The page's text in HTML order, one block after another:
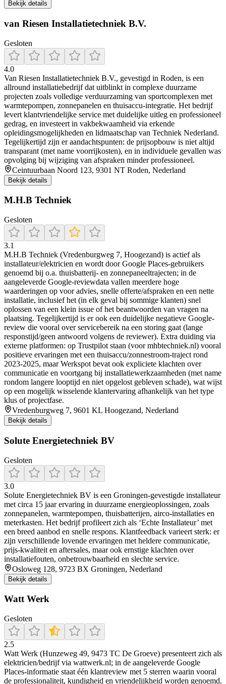
Bekijk details
van Riesen Installatietechniek B.V.
Gesloten
4.0
Van Riesen Installatietechniek B.V., gevestigd in Roden, is een
allround installatiebedrijf dat uitblinkt in complexe duurzame
projecten zoals volledige verduurzaming van sportcomplexen met
warmtepompen, zonnepanelen en thuisaccu-integratie. Het bedrijf
levert klantvriendelijke service met duidelijke uitleg en professioneel
gedrag, en investeert in vakbekwaamheid via erkende
opleidingsmogelijkheden en lidmaatschap van Techniek Nederland.
Tegelijkertijd zijn er aandachtspunten: de prijsopbouw is niet altijd
transparant (met name voorrijkosten), en in individuele gevallen was
opvolging bij wijziging van afspraken minder professioneel.
Ceintuurbaan Noord 123, 9301 NT Roden, Nederland
Bekijk details
M.H.B Techniek
Gesloten
3.1
M.H.B Techniek (Vredenburgweg 7, Hoogezand) is actief als
installateur/elektricien en wordt door Google Places-gebruikers
genoemd bij o.a. thuisbatterij- en zonnepaneeltrajecten; in de
aangeleverde Google-reviewdata vallen meerdere hoge
waarderingen op voor advies, snelle offerte/afspraken en een nette
installatie, inclusief het (in elk geval bij sommige klanten) snel
oplossen van een klein issue of het beantwoorden van vragen na
plaatsing. Tegelijkertijd is er ook een duidelijke negatieve Google-
review die vooral over servicebereik na een storing gaat (lange
responstijd/geen antwoord volgens de reviewer). Extra duiding via
externe platformen: op Trustpilot staan (voor mhbtechniek.nl) vooral
positieve ervaringen met een thuisaccu/zonnestroom-traject rond
2023-2025, maar Werkspot bevat ook expliciete klachten over
communicatie en voortgang bij installatiewerkzaamheden (met name
rondom langere looptijd en niet opgelost gebleven schade), wat wijst
op een mogelijk wisselende klantervaring afhankelijk van het type
klus of projectfase.
Vredenburgweg 7, 9601 KL Hoogezand, Nederland
Bekijk details
Solute Energietechniek BV
Gesloten
3.0
Solute Energietechniek BV is een Groningen-gevestigde installateur
met circa 15 jaar ervaring in duurzame energieoplossingen, zoals
zonnepanelen, warmtepompen, thuisbatterijen, airco-installaties en
meterkasten. Het bedrijf profileert zich als ‘Echte Installateur’ met
een breed aanbod en snelle respons. Klantfeedback varieert sterk: er
zijn verschillende lovende ervaringen met heldere communicatie,
prijs-kwaliteit en aftersales, maar ook ernstige klachten over
installatiefouten, onbetrouwbaarheid en slechte service.
Osloweg 128, 9723 BX Groningen, Nederland
Bekijk details
Watt Werk
Gesloten
2.5
Watt Werk (Hunzeweg 49, 9473 TC De Groeve) presenteert zich als
elektricien/bedrijf via wattwerk.nl; in de aangeleverde Google
Places-informatie staat één klantreview met 5 sterren waarin vooral
de professionaliteit, kundigheid en vriendelijkheid worden genoemd.